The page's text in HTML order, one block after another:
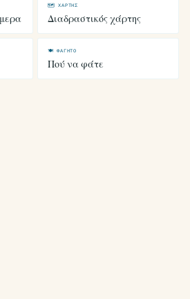
🗺 ΧΆΡΤΗΣ
Διαδραστικός χάρτης
🍽 ΦΑΓΗΤΌ
Πού να φάτε